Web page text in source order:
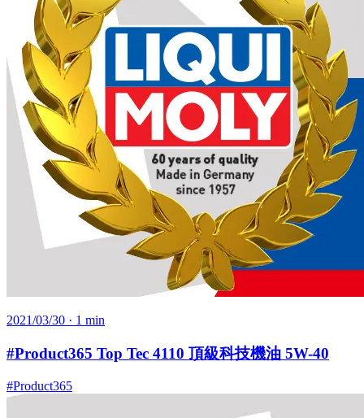
2021/03/30 · 1 min
#Product365 Top Tec 4110 頂級科技機油 5W-40
#Product365